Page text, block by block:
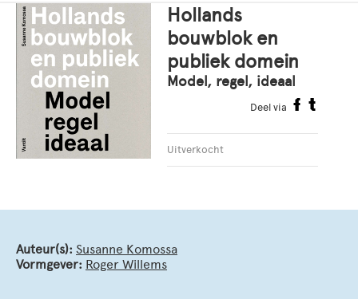
Hollands
bouwblok en
publiek domein
Model, regel, ideaal
Deel via
Uitverkocht
Auteur(s): Susanne Komossa
Vormgever: Roger Willems